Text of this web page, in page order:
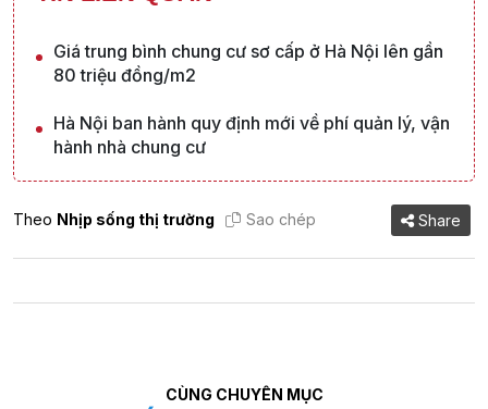
Giá trung bình chung cư sơ cấp ở Hà Nội lên gần
80 triệu đồng/m2
Hà Nội ban hành quy định mới về phí quản lý, vận
hành nhà chung cư
Theo Nhịp sống thị trường Sao chép Share
CÙNG CHUYÊN MỤC